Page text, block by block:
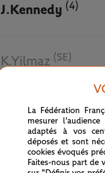
J.Kennedy (4)
K.Yilmaz (SE)
La Fédération
mesurer
adaptés à vos
déposés et sont
cookies évoqués
Faites-nous part de